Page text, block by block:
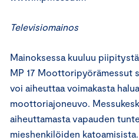
Televisiomainos
Mainoksessa kuuluu
MP 17 Moottoripyörämessut
voi aiheuttaa voimakasta
moottoriajoneuvo.
aiheuttamasta vapauden
mieshenkilöiden